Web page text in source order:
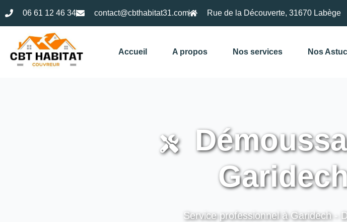
06 61 12 46 34 contact@cbthabitat31.com Rue de la Découverte, 31670 Labège
Accueil A propos Nos services Nos
Service professionnel à Garidech -